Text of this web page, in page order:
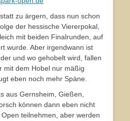
zu ärgern, dass nun schon
der hessische Viererpokal,
mit beiden Finalrunden, auf
wurde. Aber irgendwann ist
und wo gehobelt wird, fallen
mit dem Hobel nur mäßig
eben noch mehr Späne.
aus Gernsheim, Gießen,
können dann eben nicht
teilnehmen, aber werden